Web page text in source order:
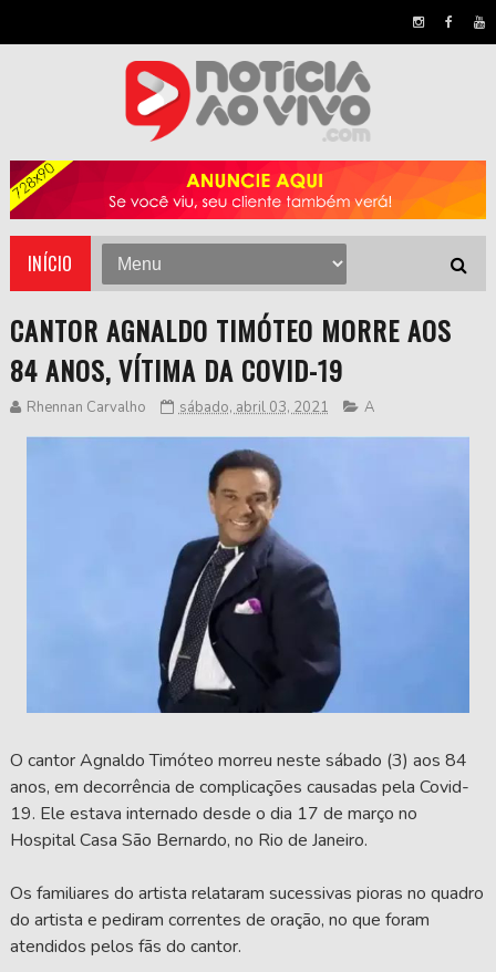
INÍCIO
CANTOR AGNALDO TIMÓTEO MORRE AOS
84 ANOS, VÍTIMA DA COVID-19
Rhennan Carvalho sábado, abril 03, 2021 A
O cantor Agnaldo Timóteo morreu neste sábado (3) aos 84
anos, em decorrência de complicações causadas pela Covid-
19. Ele estava internado desde o dia 17 de março no
Hospital Casa São Bernardo, no Rio de Janeiro.
Os familiares do artista relataram sucessivas pioras no quadro
do artista e pediram correntes de oração, no que foram
atendidos pelos fãs do cantor.